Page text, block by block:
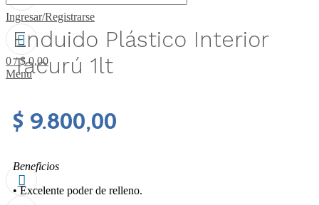
Ingresar/Registrarse
0/ $0,00
Menu
Enduido Plástico Interior
Tacurú 1lt
$ 9.800,00
Beneficios
• Excelente poder de relleno.